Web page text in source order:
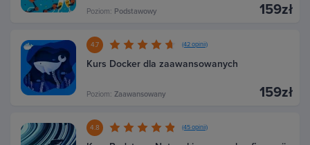
Poziom: Podstawowy 159zł
4.7 (42 opinii)
Kurs Docker dla zaawansowanych
Poziom: Zaawansowany 159zł
4.8 (45 opinii)